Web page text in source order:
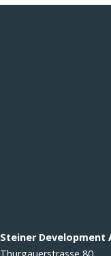
Steiner Development